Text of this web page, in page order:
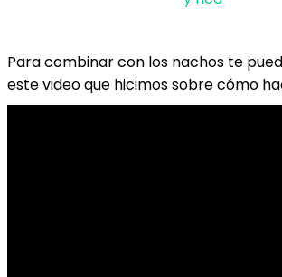
Para combinar con los nachos te
este video que hicimos sobre cómo